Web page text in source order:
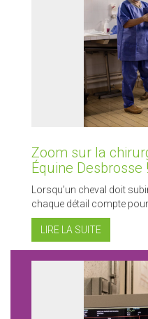
Zoom sur la
Équine Desbrosse !
Lorsqu’un cheval doit
chaque détail compte pour
LIRE LA SUITE